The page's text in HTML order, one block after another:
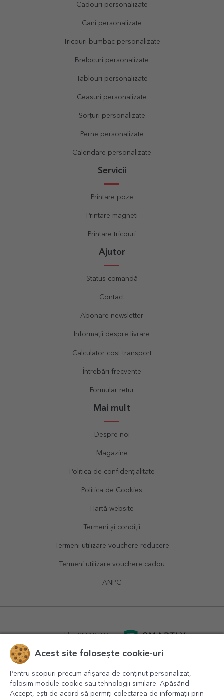
Cadouri personalizate
Cani personalizate
Tricouri bumbac personalizate
Brelocuri personalizate
Tablouri personalizate
Ceasuri personalizate
Sorțuri personalizate
Perne personalizate
Calendare personalizate
Servicii
Printare poze
Printare magneti
Printare tricouri
Ajutor
Status comandă
Contact
Abonare newsletter
Informații despre livrare
Calculator cost transport
Întrebări frecvente
Formular retur
Mai mult
Despre noi
Magazine
Politica de confidențialitate
Politica de Cookies
Hartă website
Termeni și condiții
Termeni utilizare vouchere reducere
Termeni utilizare vouchere cadou
ANPC
powered bySMARTLY.ro
Acest site folosește cookie-uri
Pentru scopuri precum afișarea de conținut personalizat,
folosim module cookie sau tehnologii similare. Apăsând
Accept, ești de acord să permiți colectarea de informații prin